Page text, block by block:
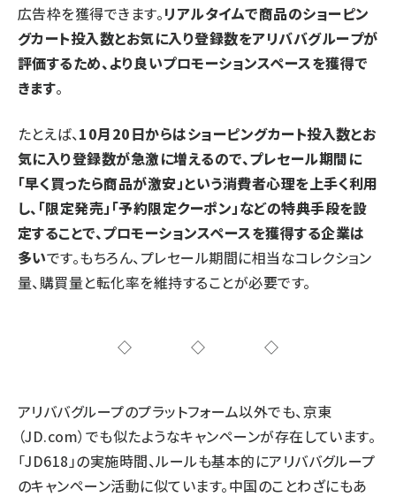
広告枠を獲得できます。リアルタイムで商品のショーピン
グカート投入数とお気に入り登録数をアリババグループが
評価するため、より良いプロモーションスペースを獲得で
きます。
たとえば、10月20日からはショーピングカート投入数とお
気に入り登録数が急激に増えるので、プレセール期間に
「早く買ったら商品が激安」という消費者心理を上手く利用
し、「限定発売」「予約限定クーポン」などの特典手段を設
定することで、プロモーションスペースを獲得する企業は
多いです。もちろん、プレセール期間に相当なコレクション
量、購買量と転化率を維持することが必要です。
◇◇◇
アリババグループのプラットフォーム以外でも、京東
（JD.com）でも似たようなキャンペーンが存在しています。
「JD618」の実施時間、ルールも基本的にアリババグループ
のキャンペーン活動に似ています。中国のことわざにもあ